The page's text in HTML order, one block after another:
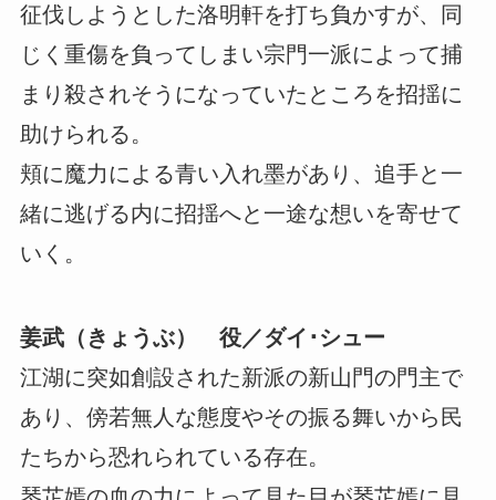
征伐しようとした洛明軒を打ち負かすが、同
じく重傷を負ってしまい宗門一派によって捕
まり殺されそうになっていたところを招揺に
助けられる。
頬に魔力による青い入れ墨があり、追手と一
緒に逃げる内に招揺へと一途な想いを寄せて
いく。
姜武（きょうぶ） 役／ダイ･シュー
江湖に突如創設された新派の新山門の門主で
あり、傍若無人な態度やその振る舞いから民
たちから恐れられている存在。